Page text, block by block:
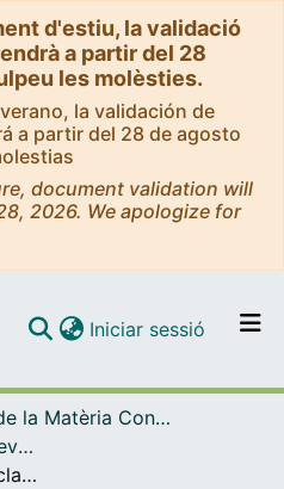
d'estiu, la validació
a partir del 28
les molèsties.
la validación de
a partir del 28 de agosto
document validation will
2026. We apologize for
Navega per tot el DD
Com publicar
Iniciar sessió (current)
Física de la Matèria Condensada
Articles publicats en revistes (Física de la Matèria Condensada)
Nonperturbative semiclassical stability of de Sitter spacetime for small metric deviations